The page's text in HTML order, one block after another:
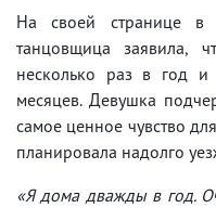
На своей странице в
танцовщица заявила,
несколько раз в год
месяцев. Девушка
самое ценное чувство
планировала надолго
«Я дома дважды в год.